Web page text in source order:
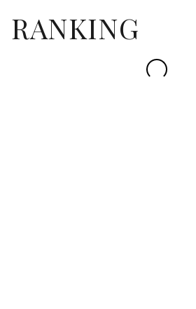
RANKING